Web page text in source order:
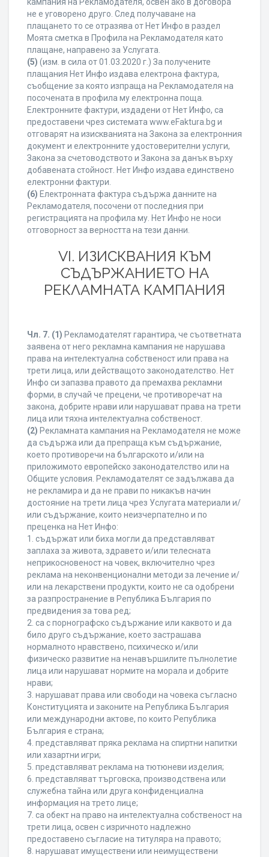
не е уговорено друго. След получаване на
плащането то се отразява от Нет Инфо в раздел
Моята сметка в Профила на Рекламодателя като
плащане, направено за Услугата.
(5) (изм. в сила от 01.03.2020 г.) За получените
плащания Нет Инфо издава електрона фактура,
съобщение за която изпраща на Рекламодателя на
посочената в профила му електронна поща.
Електронните фактури, издадени от Нет Инфо, са
предоставени чрез системата www.eFaktura.bg и
отговарят на изискванията на Закона за електронния
документ и електронните удостоверителни услуги,
Закона за счетоводството и Закона за данък върху
добавената стойност. Нет Инфо издава единствено
електронни фактури.
(6) Електронната фактура съдържа данните на
Рекламодателя, посочени от последния при
регистрацията на профила му. Нет Инфо не носи
отговорност за верността на тези данни.
VI. ИЗИСКВАНИЯ КЪМ
СЪДЪРЖАНИЕТО НА
РЕКЛАМНАТА КАМПАНИЯ
Чл. 7. (1) Рекламодателят гарантира, че съответната
заявена от него рекламна кампания не нарушава
права на интелектуална собственост или права на
трети лица, или действащото законодателство. Нет
Инфо си запазва правото да премахва рекламни
форми, в случай че прецени, че противоречат на
закона, добрите нрави или нарушават права на трети
лица или тяхна интелектуална собственост.
(2) Рекламната кампания на Рекламодателя не може
да съдържа или да препраща към съдържание,
което противоречи на българското и/или на
приложимото европейско законодателство или на
Общите условия. Рекламодателят се задължава да
не рекламира и да не прави по никакъв начин
достояние на трети лица чрез Услугата материали и/
или съдържание, които неизчерпателно и по
преценка на Нет Инфо:
1. съдържат или биха могли да представляват
заплаха за живота, здравето и/или телесната
неприкосновеност на човек, включително чрез
реклама на неконвенционални методи за лечение и/
или на лекарствени продукти, които не са одобрени
за разпространение в Република България по
предвидения за това ред;
2. са с порнографско съдържание или каквото и да
било друго съдържание, което застрашава
нормалното нравствено, психическо и/или
физическо развитие на ненавършилите пълнолетие
лица или нарушават нормите на морала и добрите
нрави;
3. нарушават права или свободи на човека съгласно
Конституцията и законите на Република България
или международни актове, по които Република
България е страна;
4. представляват пряка реклама на спиртни напитки
или хазартни игри;
5. представляват реклама на тютюневи изделия;
6. представляват търговска, производствена или
служебна тайна или друга конфиденциална
информация на трето лице;
7. са обект на право на интелектуална собственост на
трети лица, освен с изричното надлежно
предоставено съгласие на титуляра на правото;
8. нарушават имуществени или неимуществени